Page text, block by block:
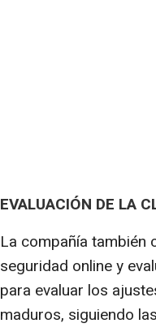
EVALUACIÓN DE LA
La compañía también
seguridad online y
para evaluar los
maduros, siguiendo